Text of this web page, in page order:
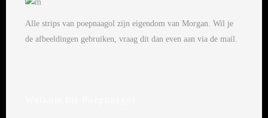
Alle strips van poepnaagol zijn eigendom van Morgan. Wil je
de afbeeldingen gebruiken, vraag dit dan even aan via de mail.